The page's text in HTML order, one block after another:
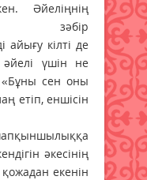
Әйеліңнің
зәбір
айығу кілті де
үшін не
«Бұны сен оны
етіп, еншісін
әкесінің
екенін